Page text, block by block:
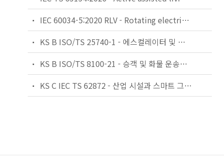
IEC 60034-5:2020 RLV - Rotating electrical machines - Part 5: Degrees of protection provided by the integral design of rotating electrical machines (IP code) - Classification
KS B ISO/TS 25740-1 - 에스컬레이터 및 무빙워크에 대한 안전요건 — 제1부: 세계공통 필수 안전요건(GESRs)
KS B ISO/TS 8100-21 - 승객 및 화물 운송용 엘리베이터 —제21부: 세계공통 필수안전요건(GESRs)을 충족하는 세계공통 안전 파라미터(GSPs)
KS C IEC TS 62872 - 산업 시설과 스마트 그리드 사이의 산업 공정 측정, 제어 및 자동화 시스템 인터페이스